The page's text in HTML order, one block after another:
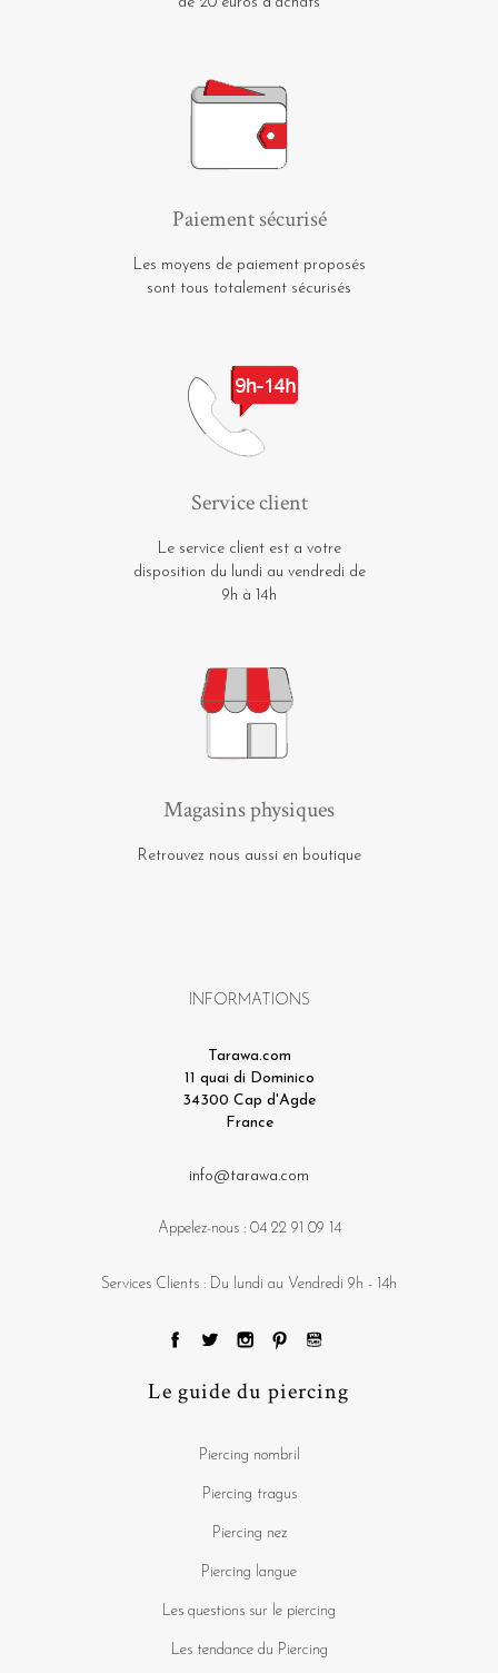
Paiement sécurisé
Les moyens de paiement proposés
sont tous totalement sécurisés
Service client
Le service client est a votre
disposition du lundi au vendredi de
9h à 14h
Magasins physiques
Retrouvez nous aussi en boutique
INFORMATIONS
Tarawa.com
11 quai di Dominico
34300 Cap d'Agde
France
info@tarawa.com
Appelez-nous : 04 22 91 09 14
Services Clients : Du lundi au Vendredi 9h - 14h
Le guide du piercing
Piercing nombril
Piercing tragus
Piercing nez
Piercing langue
Les questions sur le piercing
Les tendance du Piercing